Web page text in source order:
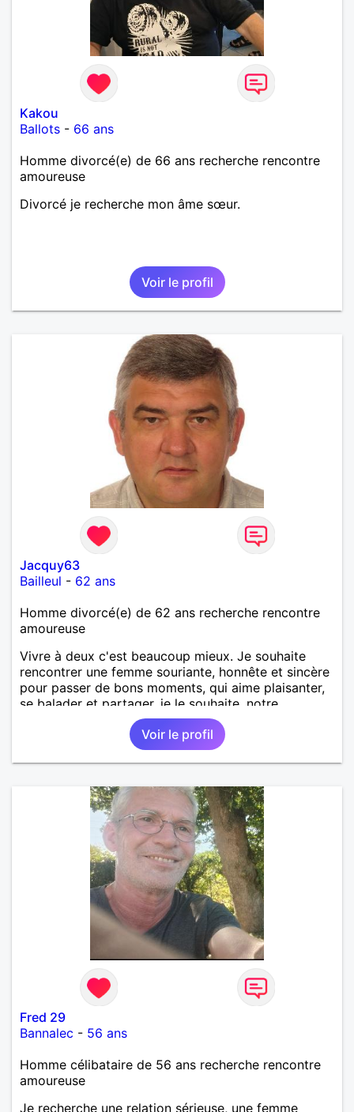
Kakou
Ballots - 66 ans
Homme divorcé(e) de 66 ans recherche rencontre
amoureuse
Divorcé je recherche mon âme sœur.
Voir le profil
Jacquy63
Bailleul - 62 ans
Homme divorcé(e) de 62 ans recherche rencontre
amoureuse
Vivre à deux c'est beaucoup mieux. Je souhaite
rencontrer une femme souriante, honnête et sincère
pour passer de bons moments, qui aime plaisanter,
se balader et partager, je le souhaite, notre
complicité. J'aime beaucoup les chantiers de
randonnée pour se défouler, se relaxer, se détendre
et finalement prendre du bon temps. C'est difficile
de tout dire en quelques lignes. En revanche, vous
d'informations. A bientôt
Voir le profil
Fred 29
Bannalec - 56 ans
Homme célibataire de 56 ans recherche rencontre
amoureuse
Je recherche une relation sérieuse, une femme